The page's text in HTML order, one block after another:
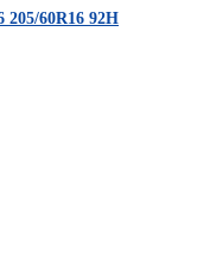
60R16 92H